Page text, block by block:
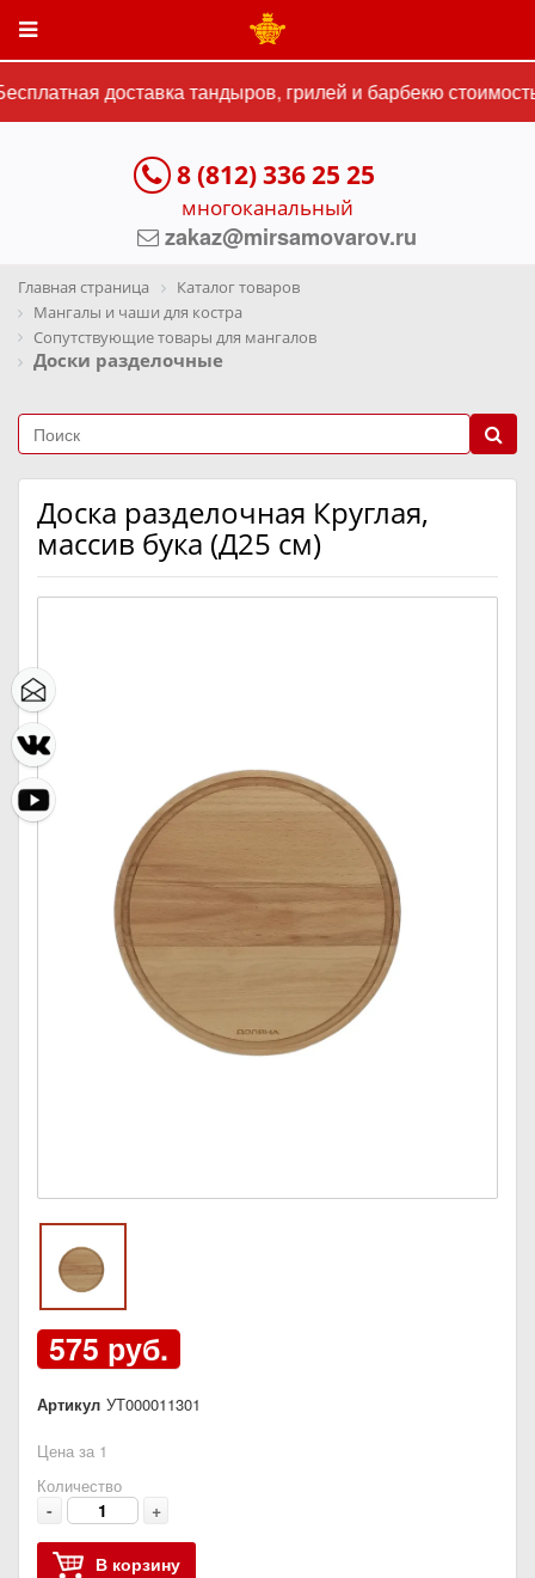
доставка тандыров, грилей и барбекю
8 (812) 336 25 25
многоканальный
zakaz@mirsamovarov.ru
Главная страница
Каталог товаров
Мангалы и чаши для костра
Сопутствующие товары для мангалов
Доски разделочные
Доска разделочная Круглая,
массив бука (Д25 см)
575 руб.
Артикул УТ000011301
Цена за 1
Количество
- +
В корзину